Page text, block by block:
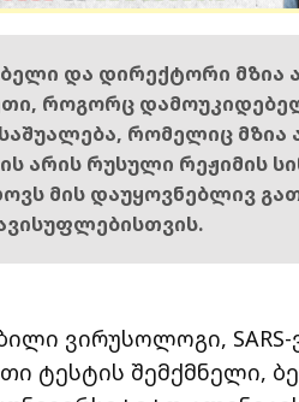
და დირექტორი
როგორც
რომელიც
არის რუსული რეჟიმის
მის დაუყოვნებლივ
ვირუსოლოგი, SARS-
ტესტის შემქმნელი,